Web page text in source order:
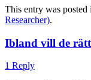
This entry was posted
Researcher).
Ibland vill de
1 Reply